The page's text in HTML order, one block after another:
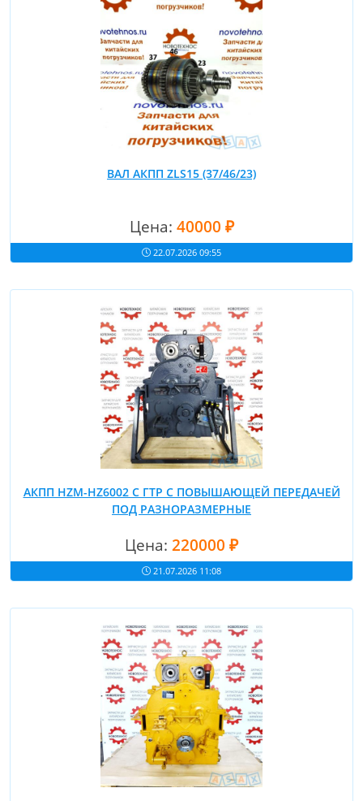
ВАЛ АКПП ZLS15 (37/46/23)
Цена: 40000 ₽
22.07.2026 09:55
АКПП HZM-HZ6002 C ГТР С ПОВЫШАЮЩЕЙ ПЕРЕДАЧЕЙ
ПОД РАЗНОРАЗМЕРНЫЕ
Цена: 220000 ₽
21.07.2026 11:08